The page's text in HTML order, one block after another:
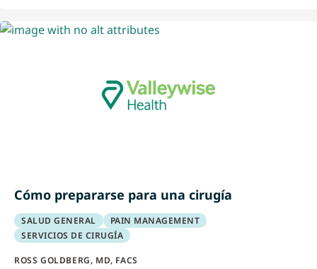
Cómo prepararse para una cirugía
SALUD GENERAL
PAIN MANAGEMENT
SERVICIOS DE CIRUGÍA
ROSS GOLDBERG, MD, FACS